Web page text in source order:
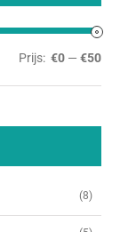
Min.
Max.
Prijs: €0 — €50
(8)